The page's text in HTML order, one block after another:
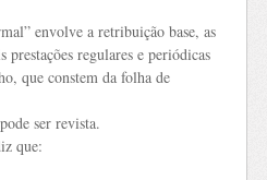
envolve a retribuição base, as
prestações regulares e periódicas
que constem da folha de
ser revista.
que: